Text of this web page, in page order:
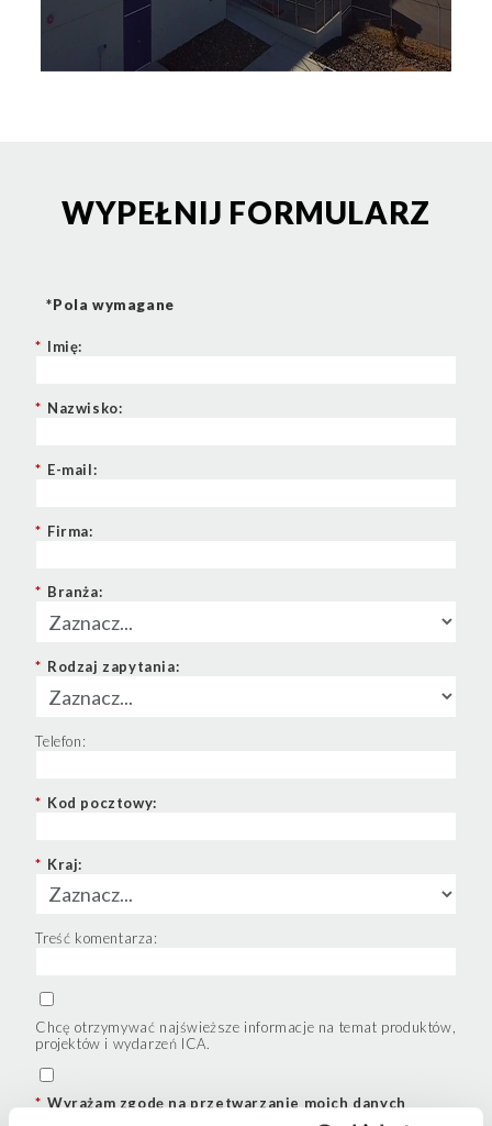
WYPEŁNIJ FORMULARZ
*Pola wymagane
* Imię:
* Nazwisko:
* E-mail:
* Firma:
* Branża:
* Rodzaj zapytania:
Telefon:
* Kod pocztowy:
* Kraj:
Treść komentarza:
Chcę otrzymywać najświeższe informacje na temat produktów,
projektów i wydarzeń ICA.
* Wyrażam zgodę na przetwarzanie moich danych